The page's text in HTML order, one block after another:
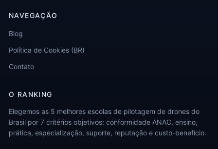
NAVEGAÇÃO
Blog
Política de Cookies (BR)
Contato
O RANKING
Elegemos as 5 melhores escolas de pilotagem de drones do
Brasil por 7 critérios objetivos: conformidade ANAC, ensino,
prática, especialização, suporte, reputação e custo-benefício.